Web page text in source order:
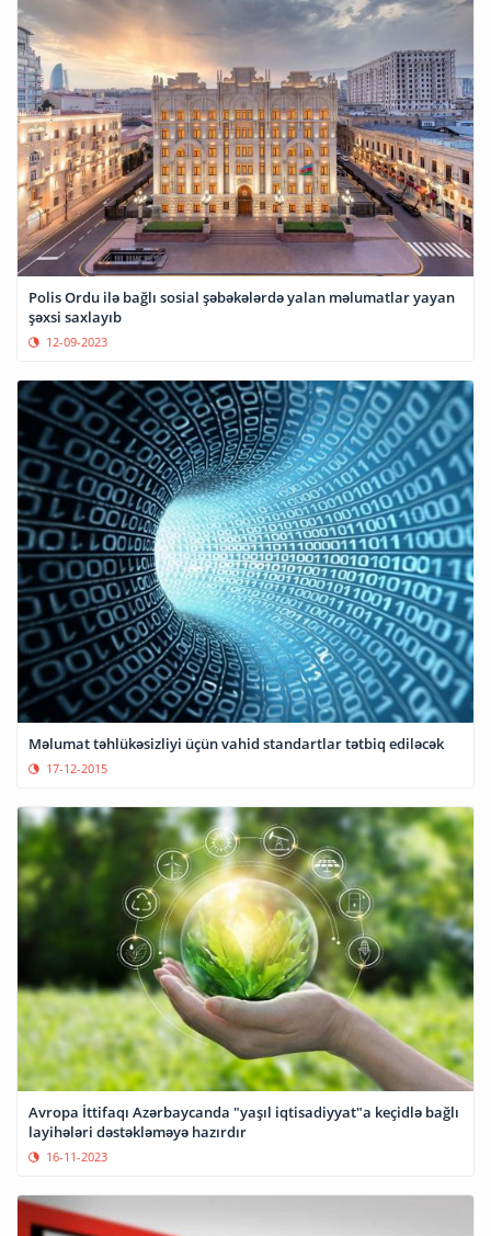
Polis Ordu ilə bağlı sosial şəbəkələrdə yalan məlumatlar yayan
şəxsi saxlayıb
12-09-2023
Məlumat təhlükəsizliyi üçün vahid standartlar tətbiq ediləcək
17-12-2015
Avropa İttifaqı Azərbaycanda "yaşıl iqtisadiyyat"a keçidlə bağlı
layihələri dəstəkləməyə hazırdır
16-11-2023